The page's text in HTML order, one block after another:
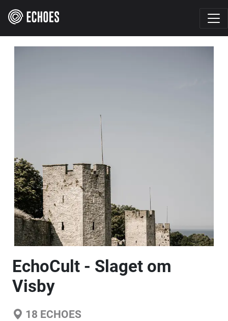
EchoCult - Slaget om
Visby
18 ECHOES